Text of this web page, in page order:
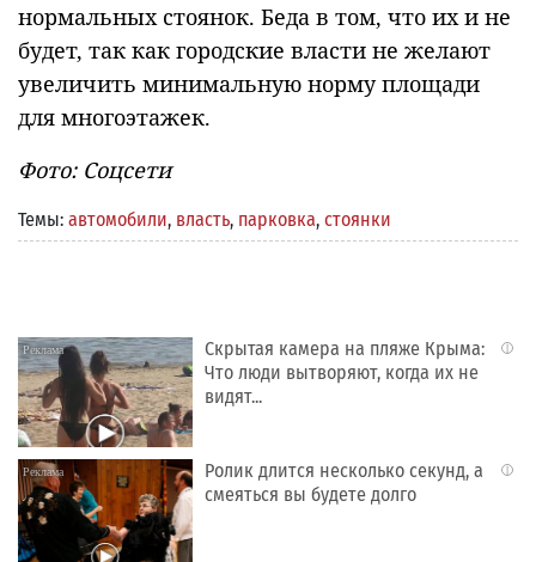
нормальных стоянок. Беда в том, что их и не
будет, так как городские власти не желают
увеличить минимальную норму площади
для многоэтажек.
Фото: Соцсети
Темы: автомобили, власть, парковка, стоянки
i
Скрытая камера на пляже Крыма:
Что люди вытворяют, когда их не
видят...
i
Ролик длится несколько секунд, а
смеяться вы будете долго